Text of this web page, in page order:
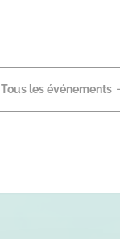
Tous les événements